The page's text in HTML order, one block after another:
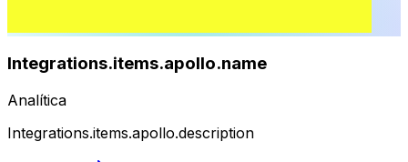
Integrations.items.apollo.name
Analítica
Integrations.items.apollo.description